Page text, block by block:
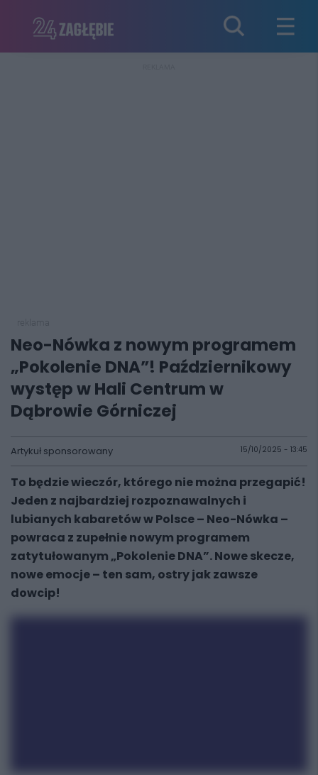
Neo-Nówka z nowym programem
„Pokolenie DNA”! Październikowy
występ w Hali Centrum w
Dąbrowie Górniczej
Artykuł sponsorowany 15/10/2025 - 13:45
To będzie wieczór, którego nie można przegapić!
Jeden z najbardziej rozpoznawalnych i
lubianych kabaretów w Polsce – Neo-Nówka –
powraca z zupełnie nowym programem
zatytułowanym „Pokolenie DNA”. Nowe skecze,
nowe emocje – ten sam, ostry jak zawsze
dowcip!